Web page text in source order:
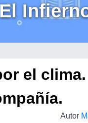
el
Autor